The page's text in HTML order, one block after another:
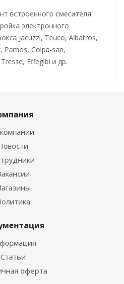
встроенного смесителя
электронного
Jacuzzi, Teuco, Albatros,
Pamos, Colpa-san,
Effegibi и др.
Статьи
оферта